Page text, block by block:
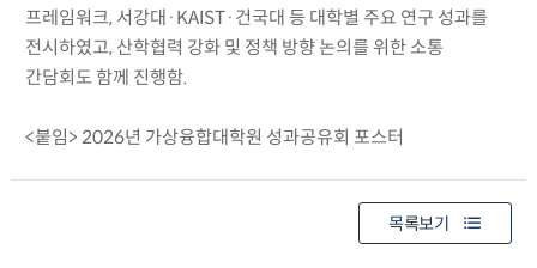
프레임워크, 서강대·KAIST·건국대 등 대학별 주요 연구 성과를
전시하였고, 산학협력 강화 및 정책 방향 논의를 위한 소통
간담회도 함께 진행함.
<붙임> 2026년 가상융합대학원 성과공유회 포스터
목록보기